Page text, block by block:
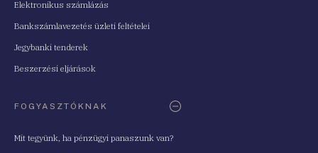
Elektronikus számlázás
Bankszámlavezetés üzleti feltételei
Jegybanki tenderek
Beszerzési eljárások
FOGYASZTÓKNAK
Mit tegyünk, ha pénzügyi panaszunk van?